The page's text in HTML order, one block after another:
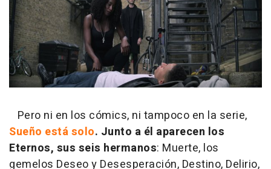
Pero ni en los cómics, ni tampoco en la serie,
Sueño está solo. Junto a él aparecen los
Eternos, sus seis hermanos: Muerte, los
gemelos Deseo y Desesperación, Destino, Delirio,